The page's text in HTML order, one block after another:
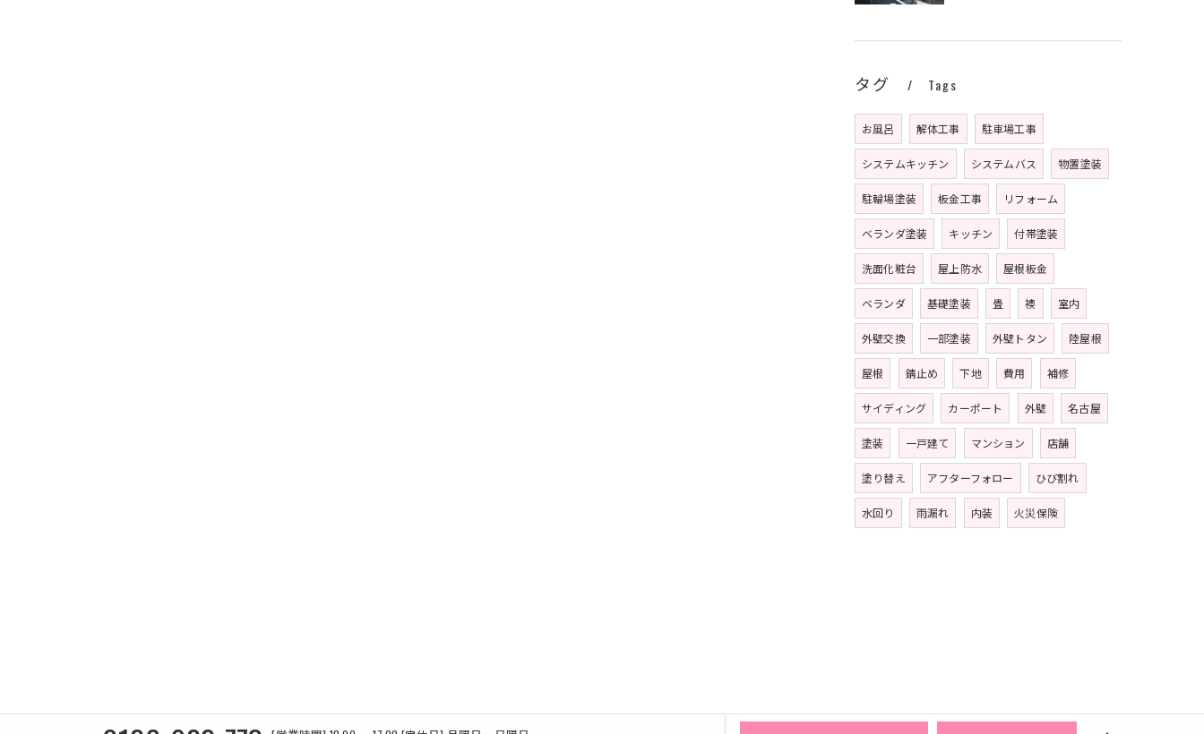
タグ Tags
お風呂 解体工事 駐車場工事
システムキッチン システムバス 物置塗装
駐輪場塗装 板金工事 リフォーム
ベランダ塗装 キッチン 付帯塗装
洗面化粧台 屋上防水 屋根板金
ベランダ 基礎塗装 畳 襖 室内
外壁交換 一部塗装 外壁トタン 陸屋根
屋根 錆止め 下地 費用 補修
サイディング カーポート 外壁 名古屋
塗装 一戸建て マンション 店舗
塗り替え アフターフォロー ひび割れ
水回り 雨漏れ 内装 火災保険